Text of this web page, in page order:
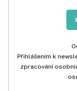
Přihlášením k
zpracování